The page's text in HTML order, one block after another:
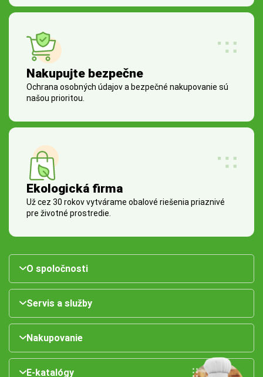
Nakupujte bezpečne
Ochrana osobných údajov a bezpečné nakupovanie sú
našou prioritou.
Ekologická firma
Už cez 30 rokov vytvárame obalové riešenia priaznivé
pre životné prostredie.
O spoločnosti
Servis a služby
Nakupovanie
E-katalógy